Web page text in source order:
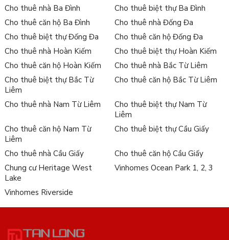
Cho thuê nhà Ba Đình
Cho thuê biệt thự Ba Đình
Cho thuê căn hộ Ba Đình
Cho thuê nhà Đống Đa
Cho thuê biệt thự Đống Đa
Cho thuê căn hộ Đống Đa
Cho thuê nhà Hoàn Kiếm
Cho thuê biệt thự Hoàn Kiếm
Cho thuê căn hộ Hoàn Kiếm
Cho thuê nhà Bắc Từ Liêm
Cho thuê biệt thự Bắc Từ
Liêm
Cho thuê căn hộ Bắc Từ Liêm
Cho thuê nhà Nam Từ Liêm
Cho thuê biệt thự Nam Từ
Liêm
Cho thuê căn hộ Nam Từ
Liêm
Cho thuê biệt thự Cầu Giấy
Cho thuê nhà Cầu Giấy
Cho thuê căn hộ Cầu Giấy
Chung cư Heritage West
Lake
Vinhomes Ocean Park 1, 2, 3
Vinhomes Riverside